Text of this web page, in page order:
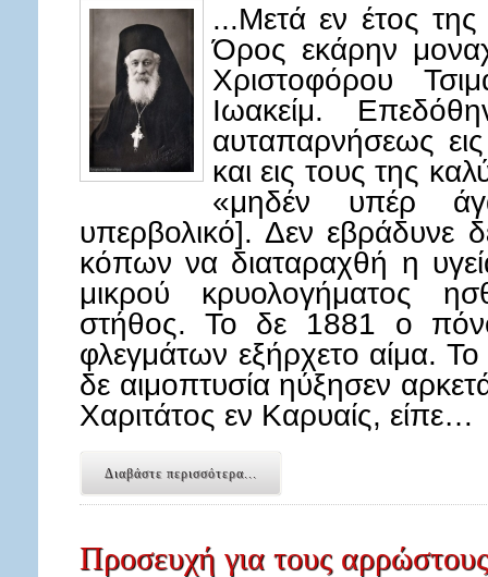
...Μετά εν έτος της
Όρος εκάρην
Χριστοφόρου
Ιωακείμ.
αυταπαρνήσεως
και εις τους της
«μηδέν υπέρ
υπερβολικό]. Δεν εβράδυνε
κόπων να διαταραχθή η
μικρού κρυολογήματος
στήθος. Το δε 1881 ο
φλεγμάτων εξήρχετο αίμα.
δε αιμοπτυσία ηύξησεν
Χαριτάτος εν Καρυαίς, είπε…
Διαβάστε περισσότερα...
Προσευχή για τους αρρώστους